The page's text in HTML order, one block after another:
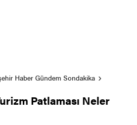
Haber Gündem Sondakika
Patlaması Neler